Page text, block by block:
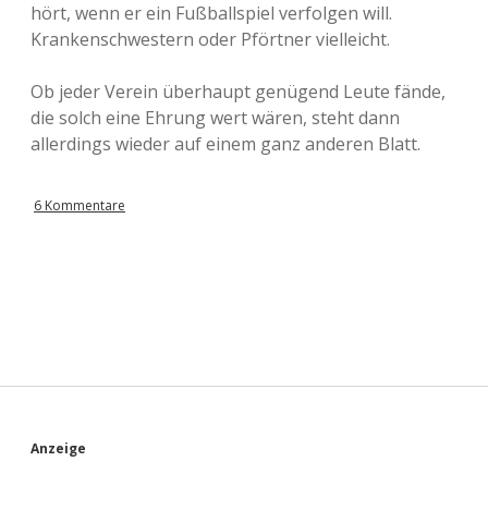
hört, wenn er ein Fußballspiel verfolgen will.
Krankenschwestern oder Pförtner vielleicht.
Ob jeder Verein überhaupt genügend Leute fände,
die solch eine Ehrung wert wären, steht dann
allerdings wieder auf einem ganz anderen Blatt.
6 Kommentare
S
Anzeige